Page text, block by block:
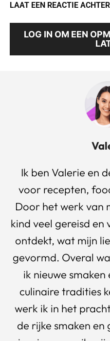
LAAT EEN REACTIE ACHTER
LOG IN OM EEN
Ik ben Valerie en
voor recepten,
Door het werk van
kind veel gereisd en
ontdekt, wat mijn
gevormd. Overal
ik nieuwe smaken
culinaire tradities
werk ik in het
de rijke smaken en